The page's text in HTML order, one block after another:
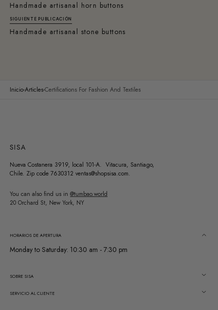
Handmade artisanal horn buttons
SIGUIENTE PUBLICACIÓN
Handmade artisanal stone buttons
InicioArticlesCertifications For Fashion And Textiles
SISA
Nueva Costanera 3919, local 101-A. Vitacura, Santiago,
Chile. Zip code 7630312 ventas@shopsisa.com.
You can also find us in @tumbao.world
20 Orchard St, New York, NY
HORARIOS DE APERTURA
Monday to Saturday: 10:30 am - 7:30 pm
SOBRE SISA
SERVICIO AL CLIENTE